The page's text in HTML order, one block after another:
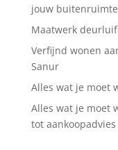
jouw buitenruimte
Maatwerk
Verfijnd wonen
Sanur
Alles wat je moet
Alles wat je moet
tot aankoopadvies